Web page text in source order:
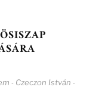
- Czeczon István -